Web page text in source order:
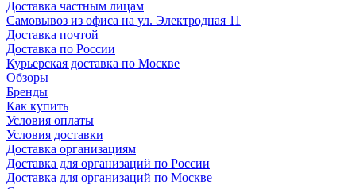
Доставка частным лицам
Самовывоз из офиса на ул. Электродная 11
Доставка почтой
Доставка по России
Курьерская доставка по Москве
Обзоры
Бренды
Как купить
Условия оплаты
Условия доставки
Доставка организациям
Доставка для организаций по России
Доставка для организаций по Москве